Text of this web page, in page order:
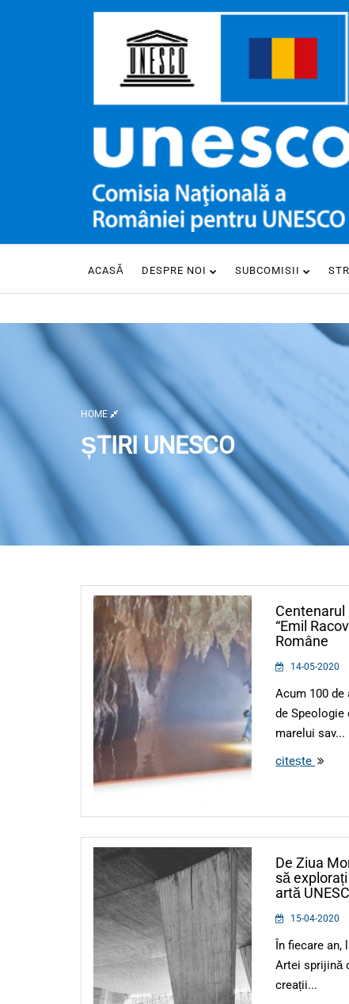
ACASĂ DESPRE NOI SUBCOMISII
HOME
ȘTIRI UNESCO
Listă activități
“Emil
Române
14-05-2020
Acum 100
de Speologie
marelui sav...
citește
De Ziua
să
artă
15-04-2020
În fiecare an,
Artei sprijină
creații...